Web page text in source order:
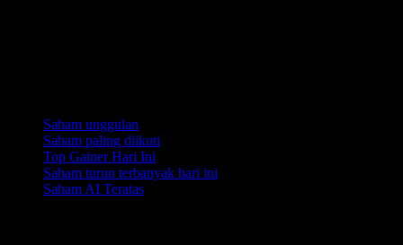
Saham unggulan
Saham paling diikuti
Top Gainer Hari Ini
Saham turun terbanyak hari ini
Saham AI Teratas